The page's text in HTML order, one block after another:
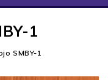
1
SMBY-1